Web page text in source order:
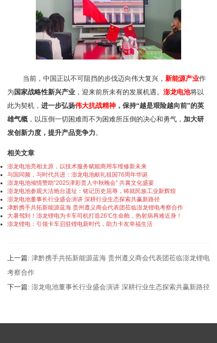
当前，中国正以不可阻挡的步伐迈向伟大复兴， 新能源产业作
为国家战略性新兴产业 ，迎来前所未有的发展机遇。 澎龙电池将以
此为契机， 进一步弘扬伟大抗战精神 ，保持“越是艰险越向前”的英
雄气概，以压倒一切困难而不为困难所压倒的决心和勇气， 加大研
发创新力度，提升产品竞争力。
相关文章
澎龙电池亮相太原，以技术服务赋能商用车维修新未来
与国同频，与时代共进：澎龙电池献礼祖国76周年华诞
澎龙电池倾情赞助“2025津彩贵人中秋晚会” 共襄文化盛宴​
澎龙电池参观大沽炮台遗址：铭记历史屈辱，铸就民族工业新辉煌
澎龙电池董事长行业盛会演讲 深耕行业生态探索共赢新路径
津黔携手共拓新能源蓝海 贵州遵义商会代表团莅临澎龙锂电考察合作
大暑驾到！澎龙锂电为卡车司机打造26℃生命舱，热射病再难近身！
澎龙锂电：引领卡车启驻锂电新时代，助力卡友幸福生活
上一篇: 津黔携手共拓新能源蓝海 贵州遵义商会代表团莅临澎龙锂电
考察合作
下一篇: 澎龙电池董事长行业盛会演讲 深耕行业生态探索共赢新路径